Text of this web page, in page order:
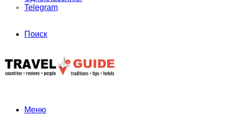
Telegram
Поиск
Меню